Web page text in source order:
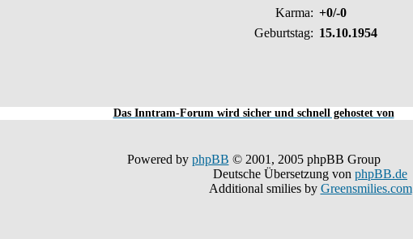
Karma: +0/-0
Geburtstag: 15.10.1954
Das Inntram-Forum wird sicher und schnell gehostet von
Powered by phpBB © 2001, 2005 phpBB Group
Deutsche Übersetzung von phpBB.de
Additional smilies by Greensmilies.com